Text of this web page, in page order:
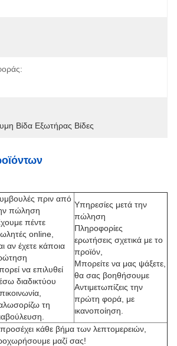
Βίδα Εξωτήρας Βίδες
πριν από
πώληση
πέντε
online,
αν έχετε κάποια
να επιλυθεί
διαδικτύου
τη
Υπηρεσίες μετά την
πώληση
Πληροφορίες
ερωτήσεις σχετικά με το
προϊόν,
Μπορείτε να μας ψάξετε,
θα σας βοηθήσουμε
Αντιμετωπίζεις την
πρώτη φορά, με
ικανοποίηση.
κάθε βήμα των λεπτομερειών,
μαζί σας!